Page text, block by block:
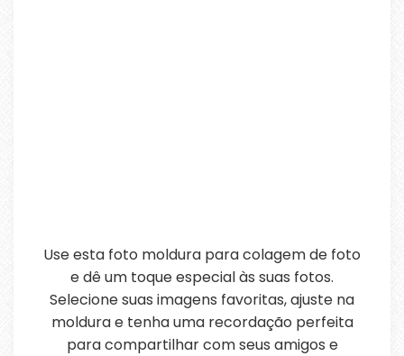
Use esta foto moldura para colagem de foto
e dê um toque especial às suas fotos.
Selecione suas imagens favoritas, ajuste na
moldura e tenha uma recordação perfeita
para compartilhar com seus amigos e